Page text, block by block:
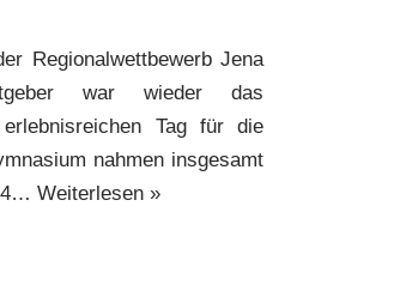
Regionalwettbewerb Jena
war wieder das
Tag für die
nahmen insgesamt
Weiterlesen »